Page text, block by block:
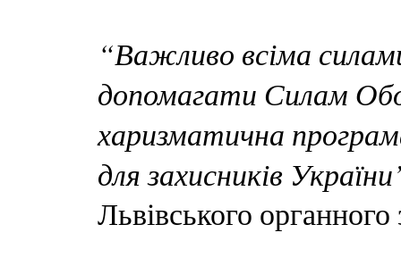
“Важливо всіма
допомагати Силам
харизматична
для захисників
Львівського